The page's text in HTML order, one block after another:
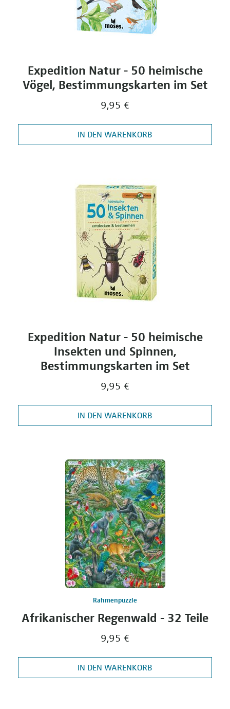
Expedition Natur - 50 heimische
Vögel, Bestimmungskarten im Set
9,95 €
IN DEN WARENKORB
Expedition Natur - 50 heimische
Insekten und Spinnen,
Bestimmungskarten im Set
9,95 €
IN DEN WARENKORB
Rahmenpuzzle
Afrikanischer Regenwald - 32 Teile
9,95 €
IN DEN WARENKORB